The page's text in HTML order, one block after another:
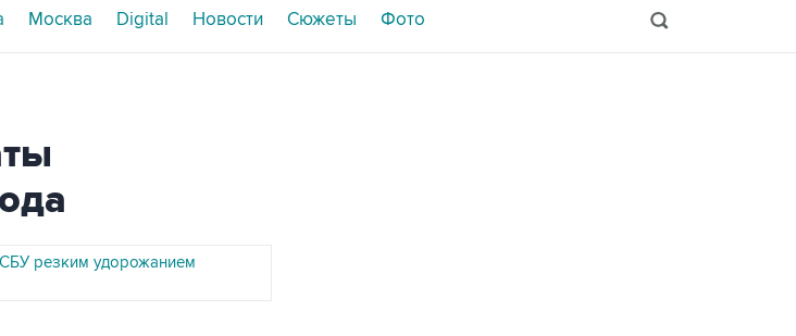
Москва Digital Новости Сюжеты Фото
резким удорожанием